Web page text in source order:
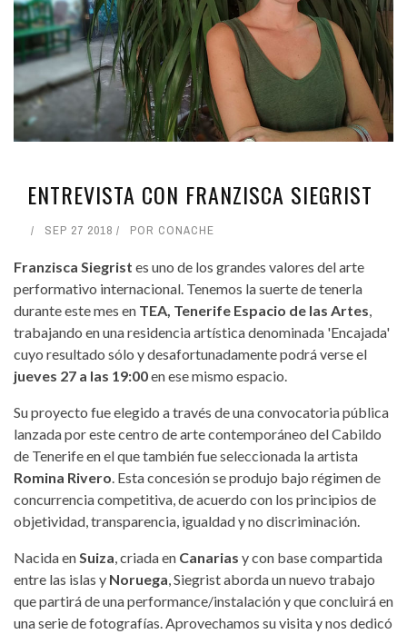
ENTREVISTA CON FRANZISCA SIEGRIST
SEP 27 2018 POR CONACHE
Franzisca Siegrist es uno de los grandes valores del arte
performativo internacional. Tenemos la suerte de tenerla
durante este mes en TEA, Tenerife Espacio de las Artes,
trabajando en una residencia artística denominada 'Encajada'
cuyo resultado sólo y desafortunadamente podrá verse el
jueves 27 a las 19:00en ese mismo espacio.
Su proyecto fue elegido a través de una convocatoria pública
lanzada por este centro de arte contemporáneo del Cabildo
de Tenerife en el que también fue seleccionada la artista
Romina Rivero. Esta concesión se produjo bajo régimen de
concurrencia competitiva, de acuerdo con los principios de
objetividad, transparencia, igualdad y no discriminación.
Nacida enSuiza, criada en Canarias y con base compartida
entre las islas y Noruega, Siegrist aborda un nuevo trabajo
que partirá de una performance/instalación y que concluirá en
una serie de fotografías. Aprovechamos su visita y nos dedicó